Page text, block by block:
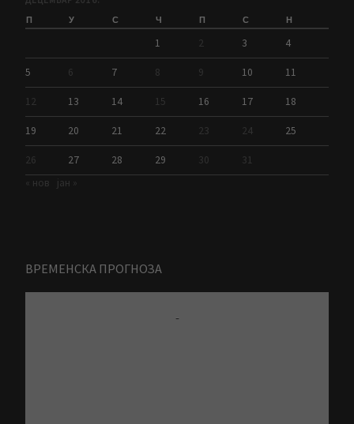
П У С Ч П С Н
1 2 3 4
5 6 7 8 9 10 11
12 13 14 15 16 17 18
19 20 21 22 23 24 25
26 27 28 29 30
31
« нов
јан »
ВРЕМЕНСКА ПРОГНОЗА
-